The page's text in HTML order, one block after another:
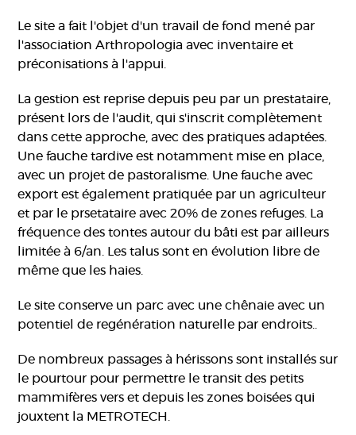
Le site a fait l'objet d'un travail de fond mené par
l'association Arthropologia avec inventaire et
préconisations à l'appui.
La gestion est reprise depuis peu par un prestataire,
présent lors de l'audit, qui s'inscrit complètement
dans cette approche, avec des pratiques adaptées.
Une fauche tardive est notamment mise en place,
avec un projet de pastoralisme. Une fauche avec
export est également pratiquée par un agriculteur
et par le prsetataire avec 20% de zones refuges. La
fréquence des tontes autour du bâti est par ailleurs
limitée à 6/an. Les talus sont en évolution libre de
même que les haies.
Le site conserve un parc avec une chênaie avec un
potentiel de regénération naturelle par endroits..
De nombreux passages à hérissons sont installés sur
le pourtour pour permettre le transit des petits
mammifères vers et depuis les zones boisées qui
jouxtent la METROTECH.